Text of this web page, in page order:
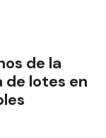
de la
lotes en